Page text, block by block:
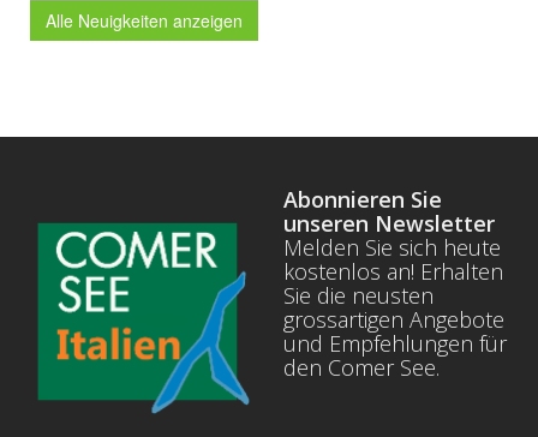
Alle Neuigkeiten anzeigen
Abonnieren Sie
unseren Newsletter
Melden Sie sich heute
kostenlos an! Erhalten
Sie die neusten
grossartigen Angebote
und Empfehlungen für
den Comer See.